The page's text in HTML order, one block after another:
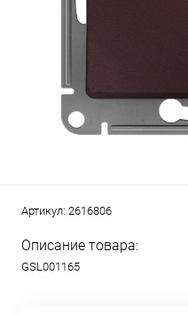
Артикул: 2616806
Описание товара:
GSL001165